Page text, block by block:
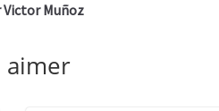
Muñoz
aimer